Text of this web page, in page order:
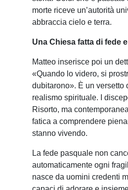
morte riceve un’autorità
abbraccia cielo e terra.
Una Chiesa fatta di fede
Matteo inserisce poi un
«Quando lo videro, si
dubitarono». È un versetto
realismo spirituale. I
Risorto, ma
fatica a comprendere
stanno vivendo.
La fede pasquale non
automaticamente ogni
nasce da uomini credenti